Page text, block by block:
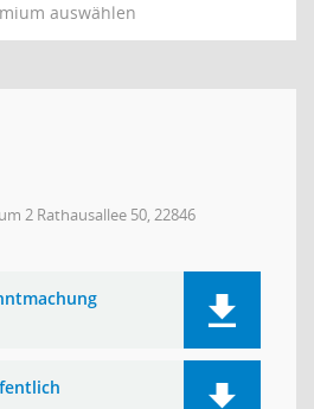
auswählen
2 Rathausallee 50, 22846